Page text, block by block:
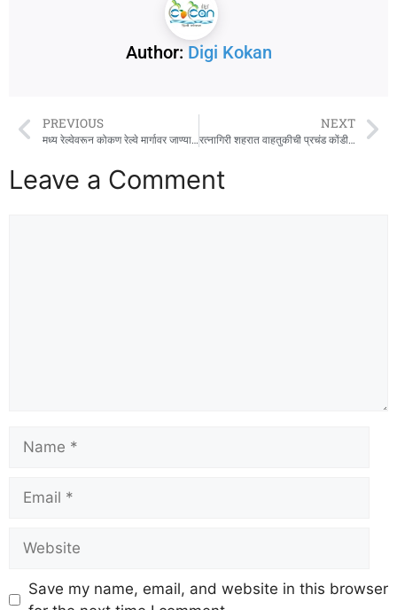
Author: Digi Kokan
PREVIOUS
मध्य रेल्वेवरून कोकण रेल्वे मार्गावर जाण्यासाठी भलीमोठी प्रतीक्षा यादी
NEXT
रत्नागिरी शहरात वाहतुकीची प्रचंड कोंडी ; सर्वसामान्यांसह स्कूल बसेस, ॲम्बुलन्सनाही फटका!
Leave a Comment
Save my name, email, and website in this browser